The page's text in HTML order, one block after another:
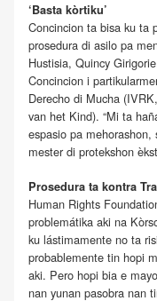
‘Basta kòrtiku’
Concincion ta bisa ku ta
prosedura di asilo pa
Hustisia, Quincy
Concincion i
Derecho di Mucha
van het Kind). “Mi ta
espasio pa
mester di protekshon
Prosedura ta kontra
Human Rights
problemátika aki na
ku lástimamente no ta
probablemente tin hopi
aki. Pero hopi bia e
nan yunan pasobra nan